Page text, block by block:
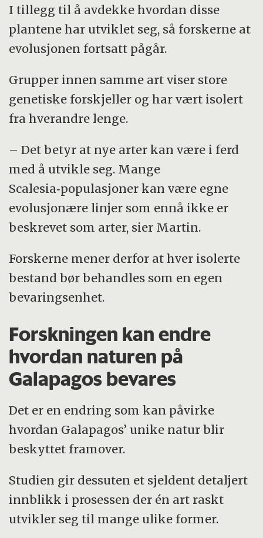
I tillegg til å avdekke hvordan disse
plantene har utviklet seg, så forskerne at
evolusjonen fortsatt pågår.
Grupper innen samme art viser store
genetiske forskjeller og har vært isolert
fra hverandre lenge.
– Det betyr at nye arter kan være i ferd
med å utvikle seg. Mange
Scalesia‑populasjoner kan være egne
evolusjonære linjer som ennå ikke er
beskrevet som arter, sier Martin.
Forskerne mener derfor at hver isolerte
bestand bør behandles som en egen
bevaringsenhet.
Forskningen kan endre
hvordan naturen på
Galapagos bevares
Det er en endring som kan påvirke
hvordan Galapagos’ unike natur blir
beskyttet framover.
Studien gir dessuten et sjeldent detaljert
innblikk i prosessen der én art raskt
utvikler seg til mange ulike former.